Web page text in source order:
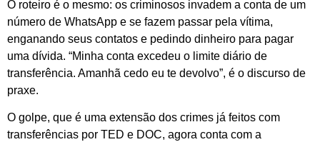
O roteiro é o mesmo: os criminosos invadem a conta de um
número de WhatsApp e se fazem passar pela vítima,
enganando seus contatos e pedindo dinheiro para pagar
uma dívida. “Minha conta excedeu o limite diário de
transferência. Amanhã cedo eu te devolvo”, é o discurso de
praxe.
O golpe, que é uma extensão dos crimes já feitos com
transferências por TED e DOC, agora conta com a